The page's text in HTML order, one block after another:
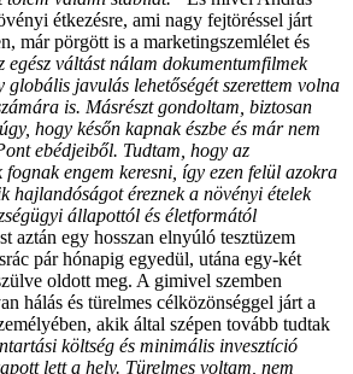
étkezésre, ami nagy fejtöréssel járt
már pörgött is a marketingszemlélet és
egész váltást nálam dokumentumfilmek
globális javulás lehetőségét szerettem volna
is. Másrészt gondoltam, biztosan
hogy későn kapnak észbe és már nem
ebédjeiből. Tudtam, hogy az
fognak engem keresni, így ezen felül azokra
hajlandóságot éreznek a növényi ételek
állapottól és életformától
aztán egy hosszan elnyúló tesztüzem
pár hónapig egyedül, utána egy-két
oldott meg. A gimivel szemben
hálás és türelmes célközönséggel járt a
akik által szépen tovább tudtak
költség és minimális invesztíció
lett a hely. Türelmes voltam, nem